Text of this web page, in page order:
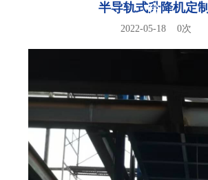
台
半导轨式升降机定制
2022-05-18 0次